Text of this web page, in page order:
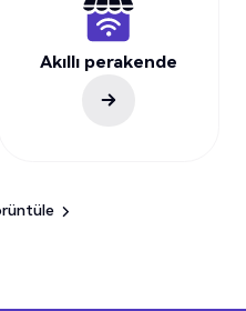
Akıllı perakende